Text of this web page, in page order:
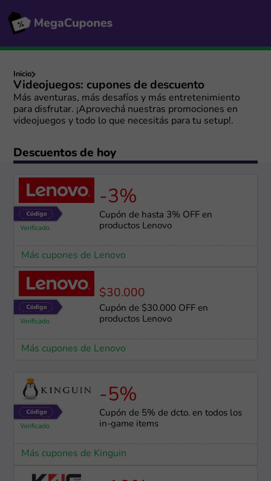
Inicio
Videojuegos: cupones de descuento
Más aventuras, más desafíos y más entretenimiento
para disfrutar. ¡Aprovechá nuestras promociones en
videojuegos y todo lo que necesitás para tu setup!.
Descuentos de hoy
-3%
Cupón de hasta 3% OFF en
productos Lenovo
Más cupones de Lenovo
$30.000
Cupón de $30.000 OFF en
productos Lenovo
Más cupones de Lenovo
-5%
Cupón de 5% de dcto. en todos los
in-game items
Más cupones de Kinguin